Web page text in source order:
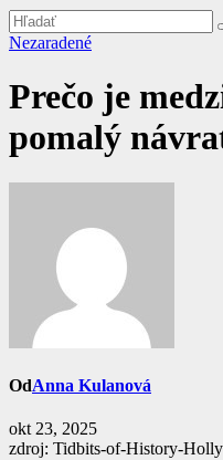
Nezaradené
Prečo je
pomalý
OdAnna Kulanová
okt 23, 2025
zdroj: Tidbits-of-History-